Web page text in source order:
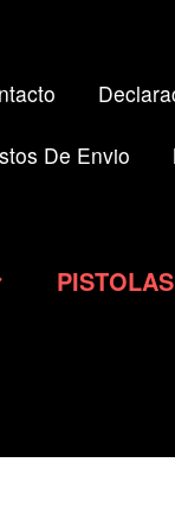
De Envio
PISTOLAS